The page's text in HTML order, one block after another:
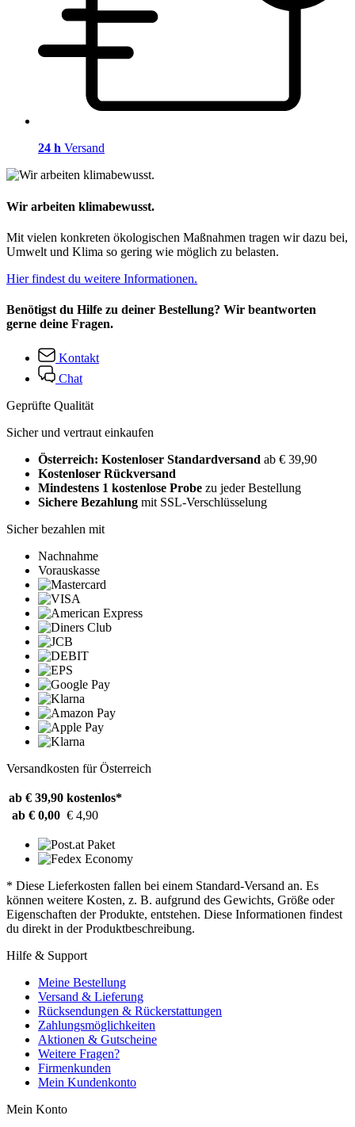
24 h Versand
Wir arbeiten klimabewusst.
Mit vielen konkreten ökologischen Maßnahmen tragen wir dazu bei,
Umwelt und Klima so gering wie möglich zu belasten.
Hier findest du weitere Informationen.
Benötigst du Hilfe zu deiner Bestellung? Wir beantworten
gerne deine Fragen.
Kontakt
Chat
Geprüfte Qualität
Sicher und vertraut einkaufen
Österreich: Kostenloser Standardversand ab € 39,90
Kostenloser Rückversand
Mindestens 1 kostenlose Probe zu jeder Bestellung
Sichere Bezahlung mit SSL-Verschlüsselung
Sicher bezahlen mit
Nachnahme
Vorauskasse
Versandkosten für Österreich
ab € 39,90 kostenlos*
ab € 0,00 € 4,90
* Diese Lieferkosten fallen bei einem Standard-Versand an. Es
können weitere Kosten, z. B. aufgrund des Gewichts, Größe oder
Eigenschaften der Produkte, entstehen. Diese Informationen findest
du direkt in der Produktbeschreibung.
Hilfe & Support
Meine Bestellung
Versand & Lieferung
Rücksendungen & Rückerstattungen
Zahlungsmöglichkeiten
Aktionen & Gutscheine
Weitere Fragen?
Firmenkunden
Mein Kundenkonto
Mein Konto